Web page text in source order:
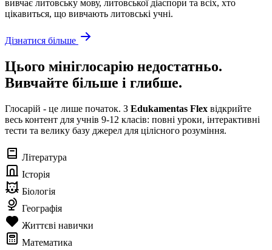
вивчає литовську мову, литовської діаспори та всіх, хто
цікавиться, що вивчають литовські учні.
Дізнатися більше
Цього мініглосарію недостатньо.
Вивчайте більше і глибше.
Глосарій - це лише початок. З Edukamentas Flex відкрийте
весь контент для учнів 9-12 класів: повні уроки, інтерактивні
тести та велику базу джерел для цілісного розуміння.
Література
Історія
Біологія
Географія
Життєві навички
Математика